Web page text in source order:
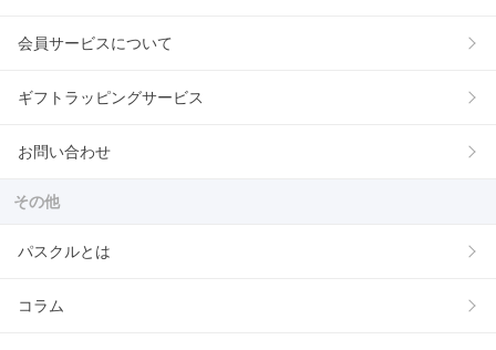
会員サービスについて
ギフトラッピングサービス
お問い合わせ
その他
パスクルとは
コラム